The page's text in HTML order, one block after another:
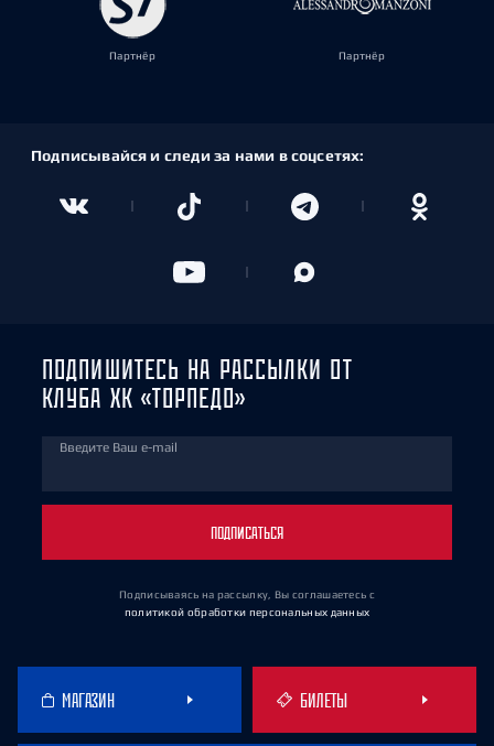
Партнёр Партнёр
Подписывайся и следи за нами в соцсетях:
ПОДПИШИТЕСЬ НА РАССЫЛКИ ОТ
КЛУБА ХК «ТОРПЕДО»
Введите Ваш e-mail
ПОДПИСАТЬСЯ
Подписываясь на рассылку, Вы соглашаетесь с
политикой обработки персональных данных
МАГАЗИН БИЛЕТЫ